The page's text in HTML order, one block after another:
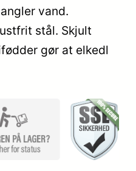
vand.
stål. Skjult
gør at elkedl